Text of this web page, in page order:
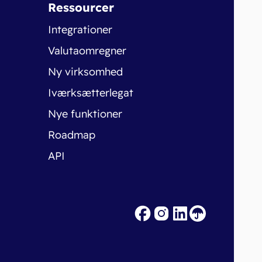
Ressourcer
Integrationer
Valutaomregner
Ny virksomhed
Iværksætterlegat
Nye funktioner
Roadmap
API